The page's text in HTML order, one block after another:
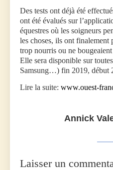
Des tests ont déjà été
ont été évalués sur
équestres où les soigneurs
les choses, ils ont finalement
trop nourris ou ne bougeaient
Elle sera disponible sur
Samsung…) fin 2019, début
Lire la suite: www.ouest-
Annick
Laisser un